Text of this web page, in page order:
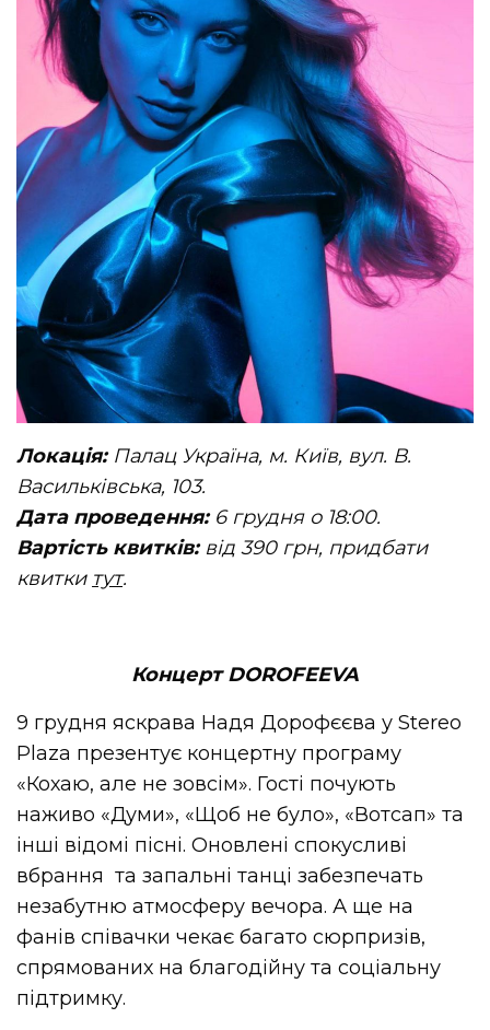
Локація:Палац Україна, м. Київ, вул. В.
Васильківська, 103.
Дата проведення:6 грудня о 18:00.
Вартість квитків:від 390 грн, придбати
квитки тут.
Концерт DOROFEEVA
9 грудня яскрава Надя Дорофєєва у Stereo
Plaza презентує концертну програму
«Кохаю, але не зовсім». Гості почують
наживо «Думи», «Щоб не було», «Вотсап» та
інші відомі пісні. Оновлені спокусливі
вбрання та запальні танці забезпечать
незабутню атмосферу вечора. А ще на
фанів співачки чекає багато сюрпризів,
спрямованих на благодійну та соціальну
підтримку.